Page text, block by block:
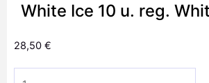
White Ice 10 u. reg.
28,50 €